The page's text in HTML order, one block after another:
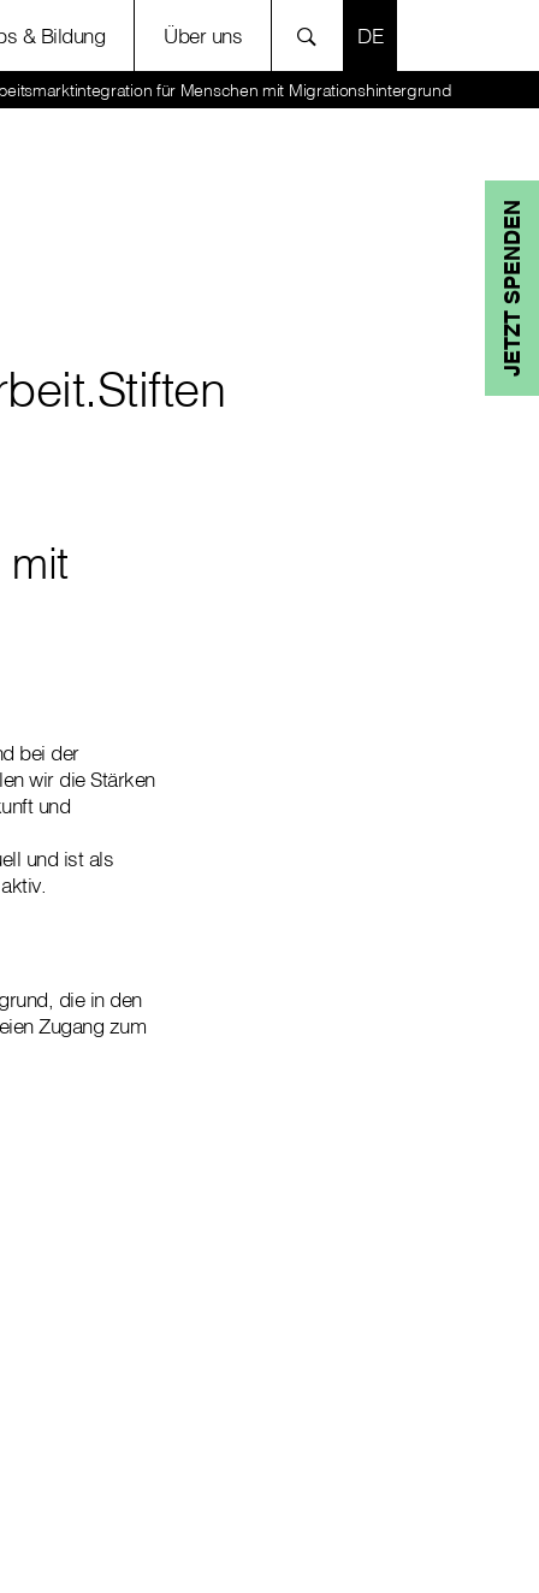
& Bildung Über uns SPRACHE
für Menschen mit Migrationshintergrund
JETZT SPENDEN
mit
bei der
wir die Stärken
und
und ist als
die in den
Zugang zum